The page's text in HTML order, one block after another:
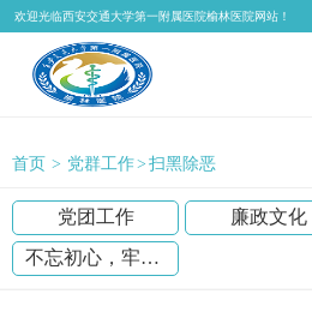
欢迎光临西安交通大学第一附属医院榆林医院网站！
首页 > 党群工作> 扫黑除恶
党团工作 廉政文化
不忘初心，牢记使命